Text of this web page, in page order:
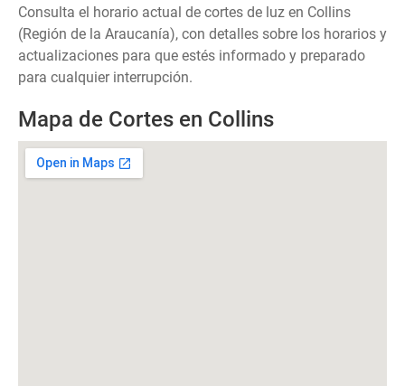
Consulta el horario actual de cortes de luz en Collins
(Región de la Araucanía), con detalles sobre los horarios y
actualizaciones para que estés informado y preparado
para cualquier interrupción.
Mapa de Cortes en Collins